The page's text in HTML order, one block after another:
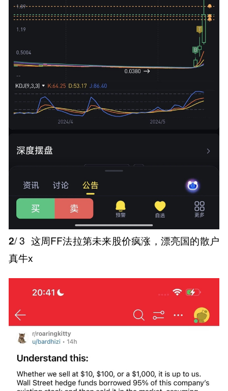
2/ 3 这周FF法拉第未来股价疯涨，漂亮国的散户
真牛x ​